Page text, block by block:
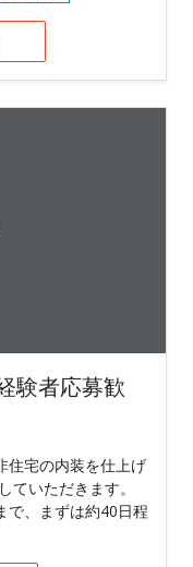
験者応募歓
住宅の内装を仕上げ
ていただきます。
で、まずは約40日程